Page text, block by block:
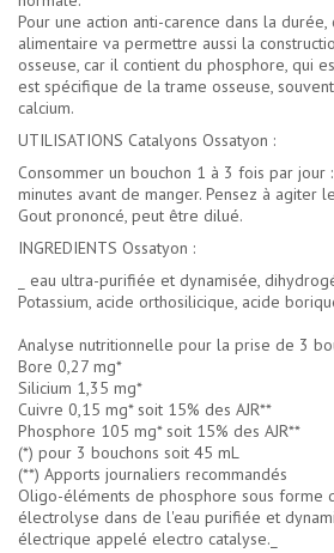
Pour une action anti-carence dans la
alimentaire va permettre aussi la
osseuse, car il contient du phosphore, qui
est spécifique de la trame osseuse,
calcium.
UTILISATIONS Catalyons Ossatyon :
Consommer un bouchon 1 à 3 fois par jour
minutes avant de manger. Pensez à agiter
Gout prononcé, peut être dilué.
INGREDIENTS Ossatyon :
_ eau ultra-purifiée et dynamisée,
Potassium, acide orthosilicique, acide
Analyse nutritionnelle pour la prise de 3
Bore 0,27 mg*
Silicium 1,35 mg*
Cuivre 0,15 mg* soit 15% des AJR**
Phosphore 105 mg* soit 15% des AJR**
(*) pour 3 bouchons soit 45 mL
(**) Apports journaliers recommandés
Oligo-éléments de phosphore sous forme
électrolyse dans de l'eau purifiée et
électrique appelé electro catalyse._